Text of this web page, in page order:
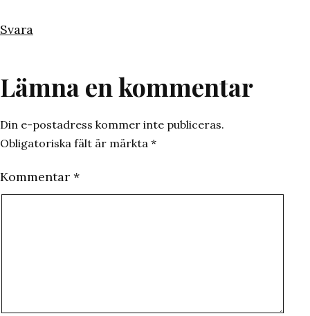
Svara
Lämna en kommentar
Din e-postadress kommer inte publiceras.
Obligatoriska fält är märkta *
Kommentar *